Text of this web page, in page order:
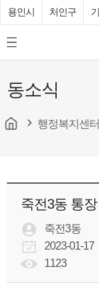
용인시 처인구
모
바
메
뉴
튼
동소식
행정복지센터
죽전3동 통
죽전3동
2023-01-17
1123